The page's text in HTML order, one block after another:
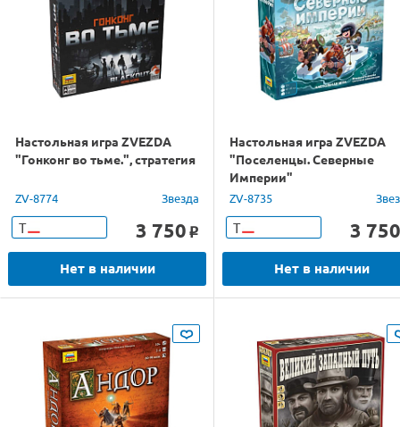
Настольная игра ZVEZDA
"Гонконг во тьме.", стратегия
ZV-8774 Звезда
Т 3 750 o
Нет в наличии
Настольная игра ZVEZDA
"Поселенцы. Северные
Империи"
ZV-8735
Т 3 750
Нет в наличии